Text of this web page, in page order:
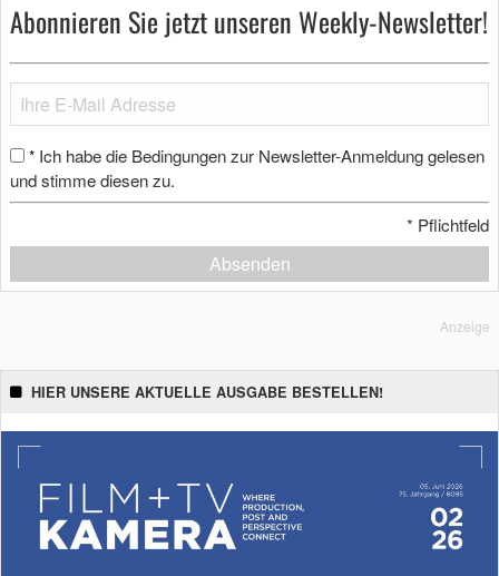
Abonnieren Sie jetzt unseren Weekly-Newsletter!
* Ich habe die Bedingungen zur Newsletter-Anmeldung gelesen
und stimme diesen zu.
* Pflichtfeld
Absenden
Anzeige
HIER UNSERE AKTUELLE AUSGABE BESTELLEN!